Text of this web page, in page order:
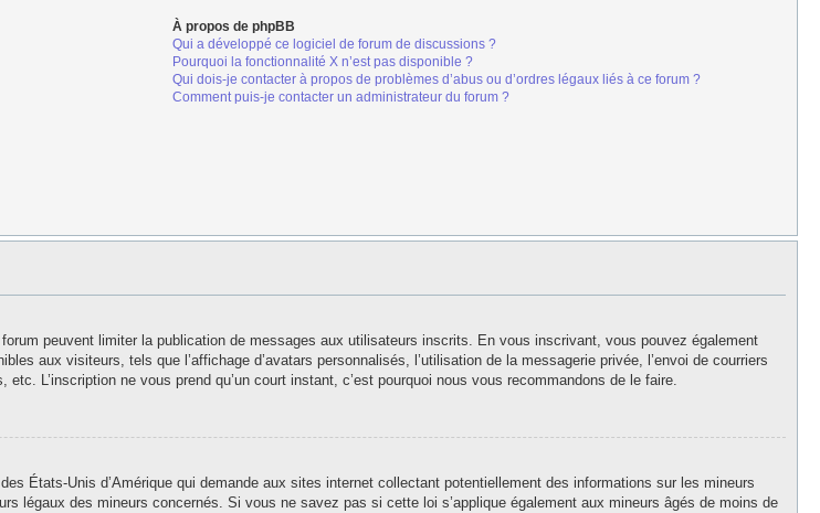
À propos de phpBB
Qui a développé ce logiciel de forum de discussions ?
Pourquoi la fonctionnalité X n’est pas disponible ?
Qui dois-je contacter à propos de problèmes d’abus ou d’ordres légaux liés à ce forum ?
Comment puis-je contacter un administrateur du forum ?
peuvent limiter la publication de messages aux utilisateurs inscrits. En vous inscrivant, vous pouvez également
aux visiteurs, tels que l’affichage d’avatars personnalisés, l’utilisation de la messagerie privée, l’envoi de courriers
L’inscription ne vous prend qu’un court instant, c’est pourquoi nous vous recommandons de le faire.
États-Unis d’Amérique qui demande aux sites internet collectant potentiellement des informations sur les mineurs
légaux des mineurs concernés. Si vous ne savez pas si cette loi s’applique également aux mineurs âgés de moins de